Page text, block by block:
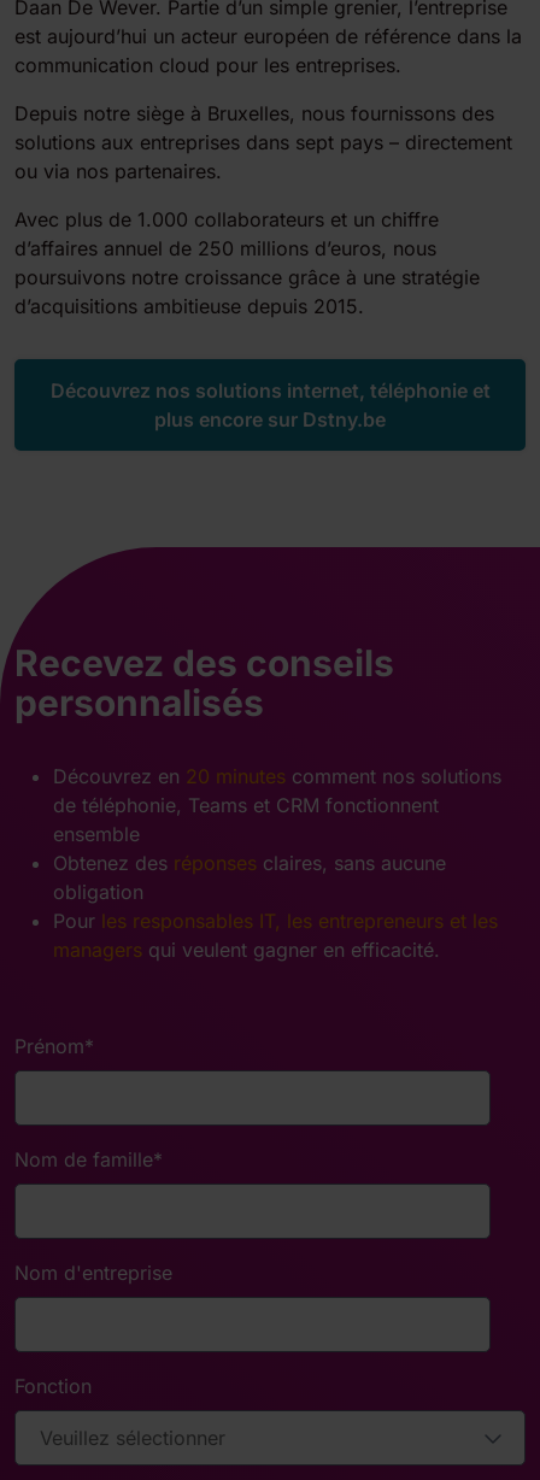
Daan De Wever. Partie d’un simple grenier, l’entreprise
est aujourd’hui un acteur européen de référence dans la
communication cloud pour les entreprises.
Depuis notre siège à Bruxelles, nous fournissons des
solutions aux entreprises dans sept pays – directement
ou via nos partenaires.
Avec plus de 1.000 collaborateurs et un chiffre
d’affaires annuel de 250 millions d’euros, nous
poursuivons notre croissance grâce à une stratégie
d’acquisitions ambitieuse depuis 2015.
Découvrez nos solutions internet, téléphonie et
plus encore sur Dstny.be
Recevez des conseils
personnalisés
Découvrez en 20 minutes comment nos solutions
de téléphonie, Teams et CRM fonctionnent
ensemble
Obtenez des réponses claires, sans aucune
obligation
Pour les responsables IT, les entrepreneurs et les
managers qui veulent gagner en efficacité.
Prénom*
Nom de famille*
Nom d'entreprise
Fonction